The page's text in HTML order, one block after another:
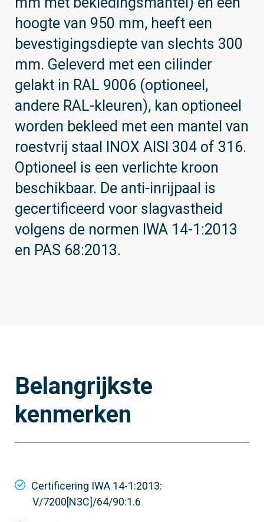
hoogte van 950 mm, heeft een
bevestigingsdiepte van slechts 300
mm. Geleverd met een cilinder
gelakt in RAL 9006 (optioneel,
andere RAL-kleuren), kan optioneel
worden bekleed met een mantel van
roestvrij staal INOX AISI 304 of 316.
Optioneel is een verlichte kroon
beschikbaar. De anti-inrijpaal is
gecertificeerd voor slagvastheid
volgens de normen IWA 14-1:2013
en PAS 68:2013.
Belangrijkste
kenmerken
Certificering IWA 14-1:2013:
V/7200[N3C]/64/90:1.6